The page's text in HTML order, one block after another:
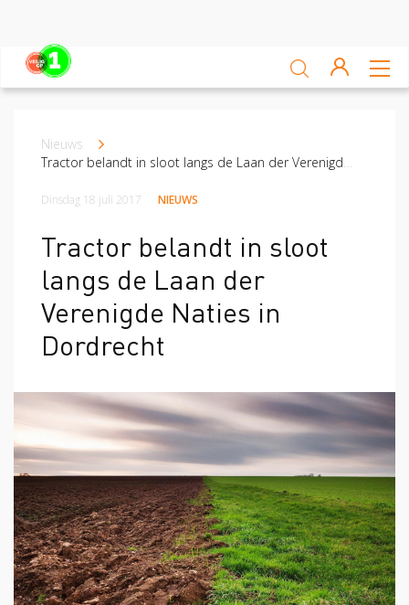
Ga zelf aan de slag
Leren van ongevallen
Nieuws
Platform
Veilig op 1 week
Sluiten
Kruimelpad
Nieuws
Tractor belandt in sloot langs de Laan der Verenigde Naties in Dordrecht
Dinsdag 18 juli 2017 NIEUWS
Tractor belandt in sloot
langs de Laan der
Verenigde Naties in
Dordrecht